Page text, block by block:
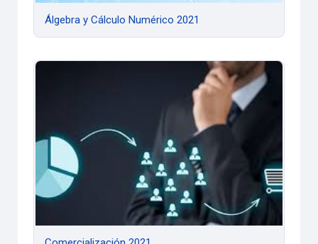
Álgebra y Cálculo Numérico 2021